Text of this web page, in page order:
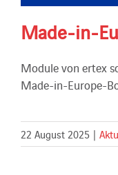
Made-in-
Module von ertex
Made-in-Europe-
22 August 2025 |